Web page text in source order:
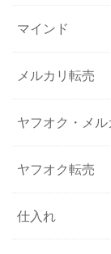
マインド
メルカリ転売
ヤフオク・メ
ヤフオク転売
仕入れ